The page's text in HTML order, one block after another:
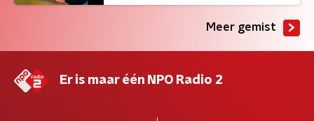
Meer gemist
Er is maar één NPO Radio 2